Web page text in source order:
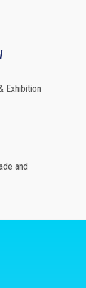
Exhibition
and